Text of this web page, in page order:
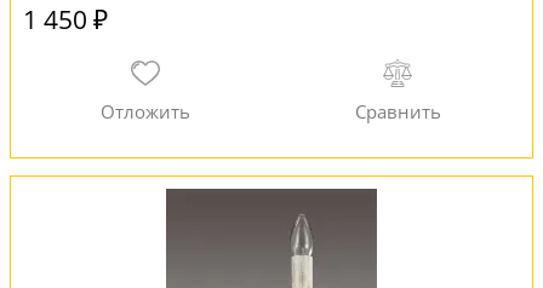
1 450 ₽